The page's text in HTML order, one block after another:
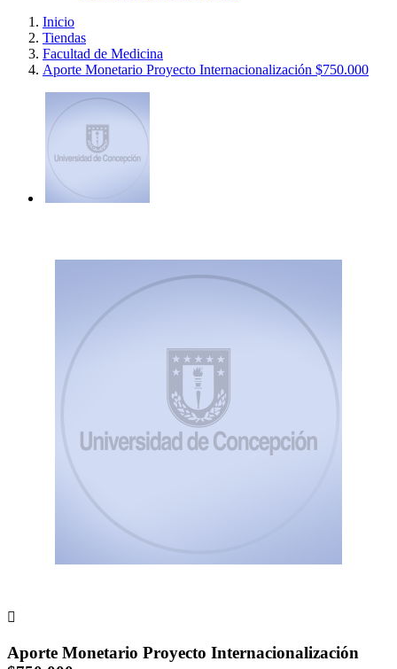
Inicio
Tiendas
Facultad de Medicina
Aporte Monetario Proyecto Internacionalización $750.000

Aporte Monetario Proyecto Internacionalización